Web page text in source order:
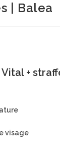
| Balea
+
visage